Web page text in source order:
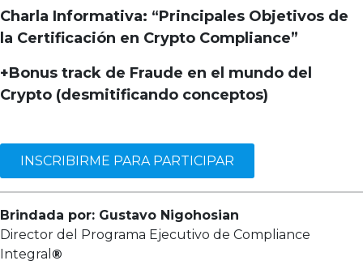
Charla Informativa: “Principales Objetivos de
la Certificación en Crypto Compliance”
+Bonus track de Fraude en el mundo del
Crypto (desmitificando conceptos)
INSCRIBIRME PARA PARTICIPAR
Brindada por: Gustavo Nigohosian
Director del Programa Ejecutivo de Compliance
Integral ®